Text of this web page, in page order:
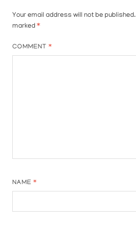
Your email address will not be published.
marked *
COMMENT*
NAME*